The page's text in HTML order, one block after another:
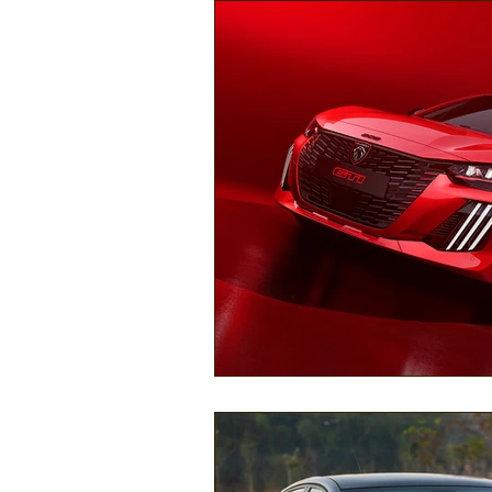
Mecânica e Peças Segurança
Ônibus Energia
Reportagem
Hobby Quadrículos